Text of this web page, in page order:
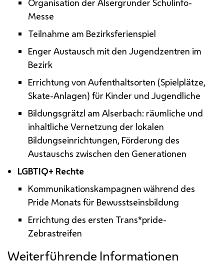
Messe
Teilnahme am Bezirksferienspiel
Enger Austausch mit den Jugendzentren im
Bezirk
Errichtung von Aufenthaltsorten (Spielplätze,
Skate-Anlagen) für Kinder und Jugendliche
Bildungsgrätzl am Alserbach: räumliche und
inhaltliche Vernetzung der lokalen
Bildungseinrichtungen, Förderung des
Austauschs zwischen den Generationen
LGBTIQ+ Rechte
Kommunikationskampagnen während des
Pride Monats für Bewusstseinsbildung
Errichtung des ersten Trans*pride-
Zebrastreifen
Weiterführende Informationen